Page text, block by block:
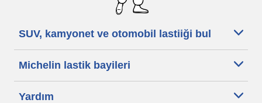
SUV, kamyonet ve otomobil lastiiği bul
Michelin lastik bayileri
Yardım